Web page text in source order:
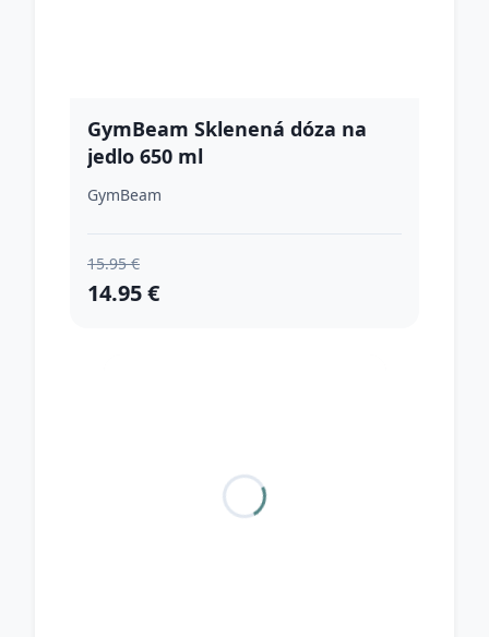
GymBeam Sklenená dóza na
jedlo 650 ml
GymBeam
15.95 €
14.95 €